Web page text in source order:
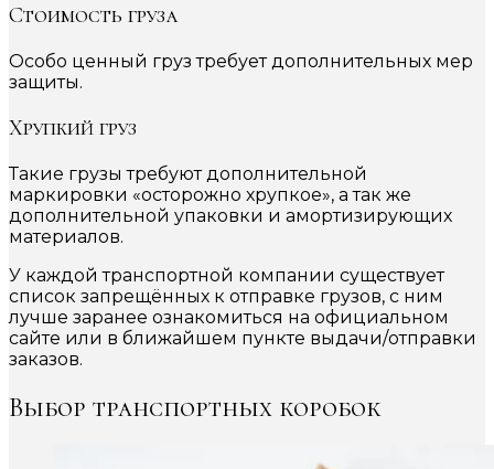
Стоимость груза
Особо ценный груз требует дополнительных мер
защиты.
Хрупкий груз
Такие грузы требуют дополнительной
маркировки «осторожно хрупкое», а так же
дополнительной упаковки и амортизирующих
материалов.
У каждой транспортной компании существует
список запрещённых к отправке грузов, с ним
лучше заранее ознакомиться на официальном
сайте или в ближайшем пункте выдачи/отправки
заказов.
Выбор транспортных коробок